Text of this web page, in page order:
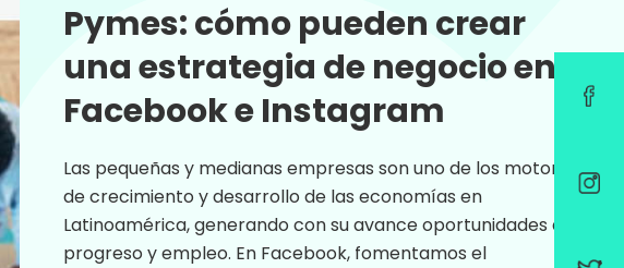
Pymes: cómo pueden crear
una estrategia de negocio en
Facebook e Instagram
Las pequeñas y medianas empresas son uno de los motores
de crecimiento y desarrollo de las economías en
Latinoamérica, generando con su avance oportunidades de
progreso y empleo. En Facebook, fomentamos el